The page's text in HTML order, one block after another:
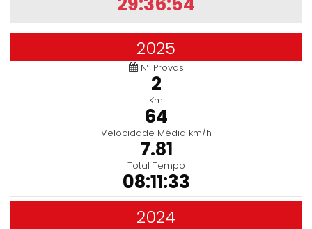
2025
Nº Provas
2
Km
64
Velocidade Média km/h
7.81
Total Tempo
08:11:33
2024